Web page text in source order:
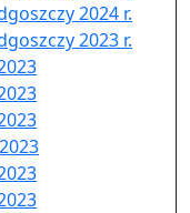
2024 r.
2023 r.